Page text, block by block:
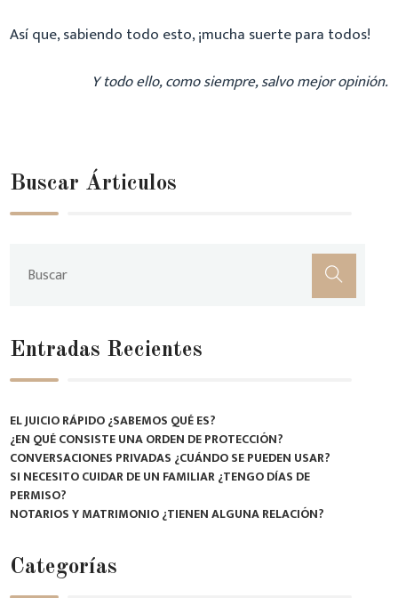
Así que, sabiendo todo esto, ¡mucha suerte para todos!
Y todo ello, como siempre, salvo mejor opinión.
Buscar Árticulos
Entradas Recientes
EL JUICIO RÁPIDO ¿SABEMOS QUÉ ES?
¿EN QUÉ CONSISTE UNA ORDEN DE PROTECCIÓN?
CONVERSACIONES PRIVADAS ¿CUÁNDO SE PUEDEN USAR?
SI NECESITO CUIDAR DE UN FAMILIAR ¿TENGO DÍAS DE
PERMISO?
NOTARIOS Y MATRIMONIO ¿TIENEN ALGUNA RELACIÓN?
Categorías